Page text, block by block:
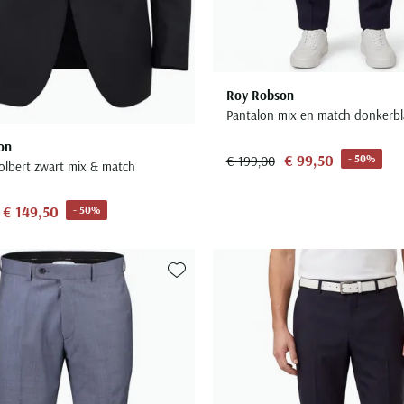
zwart mix & match
€ 149,50 - 50%
Roy Robson
Pantalon mix en match
€ 199,00 € 99,50 - 50%
Toevoegen aan favorieten